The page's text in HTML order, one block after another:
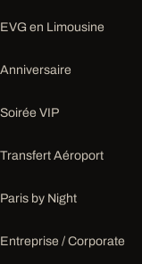
EVG en Limousine
Anniversaire
Soirée VIP
Transfert Aéroport
Paris by Night
Entreprise / Corporate